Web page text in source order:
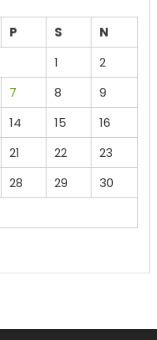
P S
N
1
2
7 8
9
14 15
16
21 22
23
28 29
30